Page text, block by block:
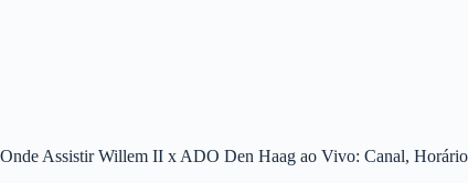
Onde Assistir Willem II x ADO Den Haag ao Vivo: Canal, Horário